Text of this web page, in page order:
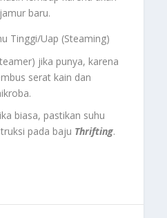
baru.
Tinggi/Uap (Steaming)
) jika punya, karena
serat kain dan
biasa, pastikan suhu
pada baju Thrifting.